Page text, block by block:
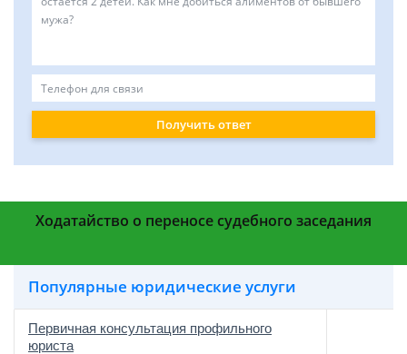
Получить ответ
Ходатайство о переносе судебного заседания
Популярные юридические услуги
Первичная консультация профильного
юриста